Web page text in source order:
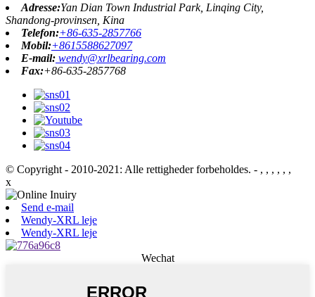
Adresse:Yan Dian Town Industrial Park, Linqing City,
Shandong-provinsen, Kina
Telefon:+86-635-2857766
Mobil:+8615588627097
E-mail: wendy@xrlbearing.com
Fax:+86-635-2857768
© Copyright - 2010-2021: Alle rettigheder forbeholdes. - , , , , , ,
x
Send e-mail
Wendy-XRL leje
Wendy-XRL leje
Wechat